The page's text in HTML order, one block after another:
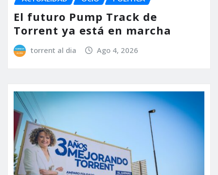
El futuro Pump Track de
Torrent ya está en marcha
torrent al dia Ago 4, 2026